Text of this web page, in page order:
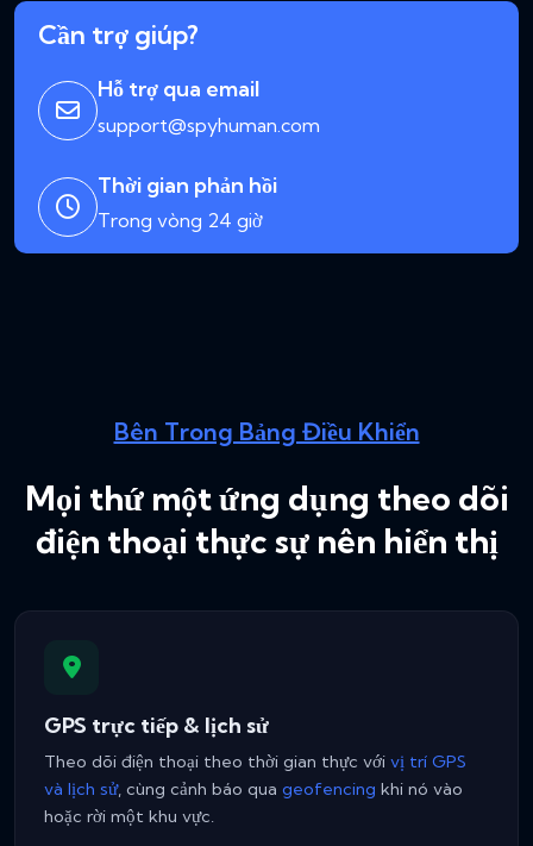
Cần trợ giúp?
Hỗ trợ qua email
support@spyhuman.com
Thời gian phản hồi
Trong vòng 24 giờ
Bên Trong Bảng Điều Khiển
Mọi thứ một ứng dụng theo dõi
điện thoại thực sự nên hiển thị
GPS trực tiếp & lịch sử
Theo dõi điện thoại theo thời gian thực với vị trí GPS
và lịch sử, cùng cảnh báo qua geofencing khi nó vào
hoặc rời một khu vực.